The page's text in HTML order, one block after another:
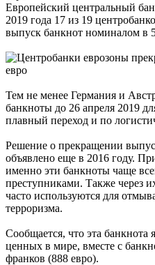
Европейский центральный
2019 года 17 из 19
выпуск банкнот номиналом в
Тем не менее Германия и
банкноты до 26 апреля 2019
плавный переход и по
Решение о прекращении
объявлено еще в 2016 году.
именно эти банкноты чаще
преступниками. Также через
часто используются для
терроризма.
Сообщается, что эта банкнота
ценных в мире, вместе с
франков (888 евро).